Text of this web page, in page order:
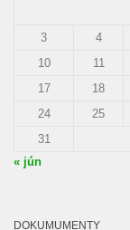
3
4
10
11
17
18
24
25
31
« jún
DOKUMUMENTY